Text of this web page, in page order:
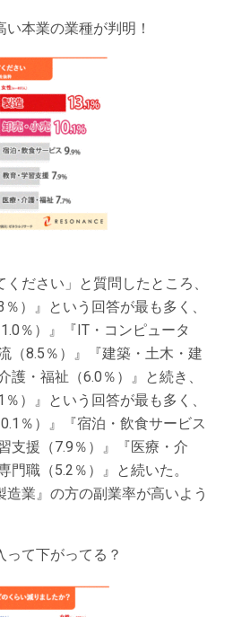
い本業の業種が判明！
ださい」と質問したところ、
）』という回答が最も多く、
％）』『IT・コンピュータ
（8.5％）』『建築・土木・建
護・福祉（6.0％）』と続き、
）』という回答が最も多く、
％）』『宿泊・飲食サービス
支援（7.9％）』『医療・介
門職（5.2％）』と続いた。
業』の方の副業率が高いよう
って下がってる？